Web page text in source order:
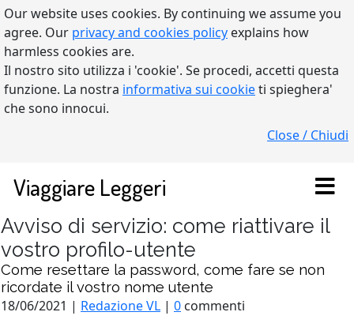
Our website uses cookies. By continuing we assume you
agree. Our privacy and cookies policy explains how
harmless cookies are.
Il nostro sito utilizza i 'cookie'. Se procedi, accetti questa
funzione. La nostra informativa sui cookieti spieghera'
che sono innocui.
Close / Chiudi
Viaggiare Leggeri
Avviso di servizio: come riattivare il
vostro profilo-utente
Come resettare la password, come fare se non
ricordate il vostro nome utente
18/06/2021 | Redazione VL | 0 commenti